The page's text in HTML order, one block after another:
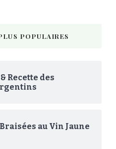
POPULAIRES
Recette des
au Vin Jaune